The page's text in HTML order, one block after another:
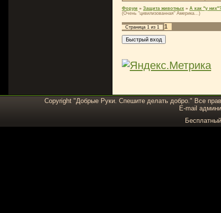
Форум » Защита животных » А как "у
(Очень "цивилизованная" Америка...)
Страница 1 из 1 1
Copyright "Добрые Руки. Спешите делать добро." Все
E-mail